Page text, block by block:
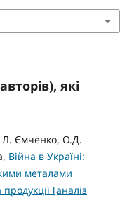
які
Л. Ємченко, О.Д.
Війна в Україні:
металами
продукції [аналіз